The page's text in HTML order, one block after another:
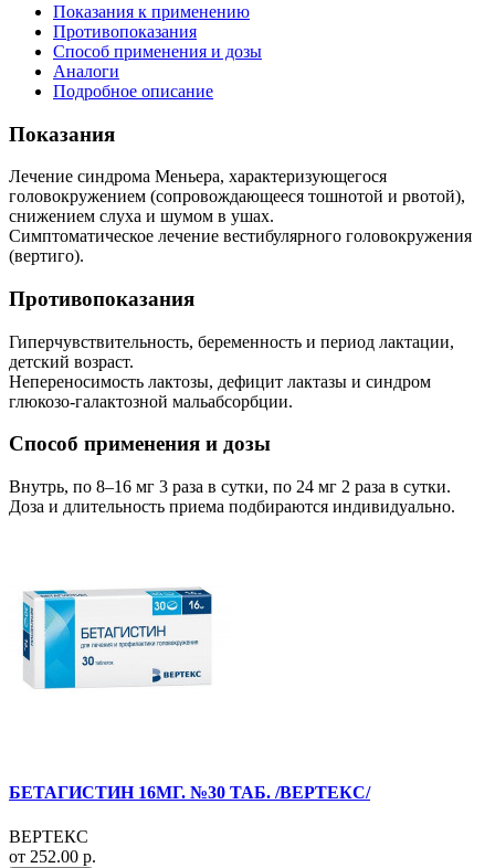
Показания к применению
Противопоказания
Способ применения и дозы
Аналоги
Подробное описание
Показания
Лечение синдрома Меньера, характеризующегося
головокружением (сопровождающееся тошнотой и рвотой),
снижением слуха и шумом в ушах.
Симптоматическое лечение вестибулярного головокружения
(вертиго).
Противопоказания
Гиперчувствительность, беременность и период лактации,
детский возраст.
Непереносимость лактозы, дефицит лактазы и синдром
глюкозо-галактозной мальабсорбции.
Способ применения и дозы
Внутрь, по 8–16 мг 3 раза в сутки, по 24 мг 2 раза в сутки.
Доза и длительность приема подбираются индивидуально.
БЕТАГИСТИН 16МГ. №30 ТАБ. /ВЕРТЕКС/
ВЕРТЕКС
от 252.00 р.